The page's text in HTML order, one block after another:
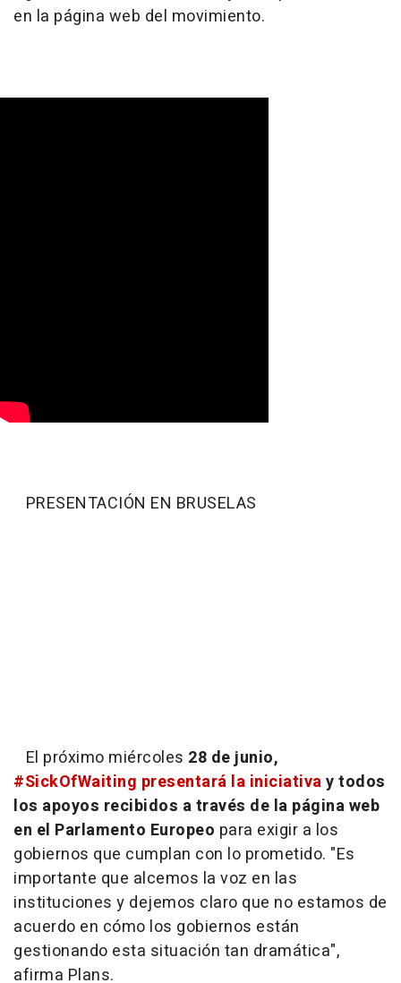
en la página web del movimiento.
PRESENTACIÓN EN BRUSELAS
El próximo miércoles 28 de junio,
#SickOfWaiting presentará la iniciativay todos
los apoyos recibidos a través de la página web
en el Parlamento Europeo para exigir a los
gobiernos que cumplan con lo prometido. "Es
importante que alcemos la voz en las
instituciones y dejemos claro que no estamos de
acuerdo en cómo los gobiernos están
gestionando esta situación tan dramática",
afirma Plans.